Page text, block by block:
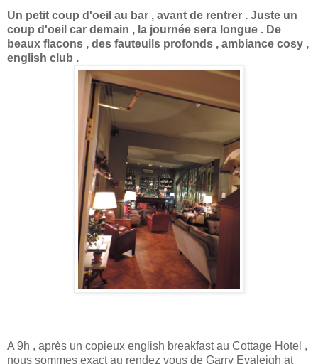
Un petit coup d'oeil au bar , avant de rentrer . Juste un
coup d'oeil car demain , la journée sera longue . De
beaux flacons , des fauteuils profonds , ambiance cosy ,
english club .
A 9h , après un copieux english breakfast au Cottage Hotel ,
nous sommes exact au rendez vous de Garry Evaleigh at